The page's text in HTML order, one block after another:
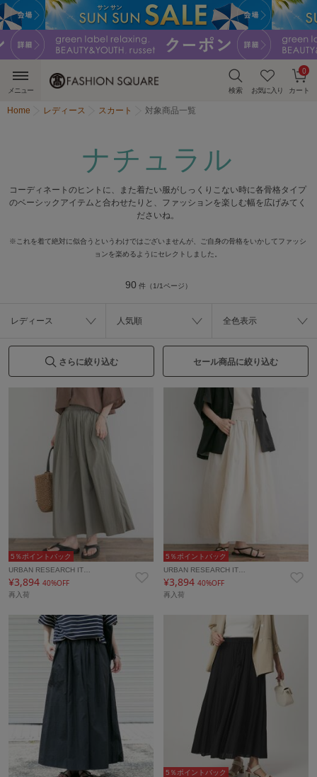
検索 お気に入り カート
0
メニュー
Home レディース スカート 対象商品一覧
ナチュラル
コーディネートのヒントに、また着たい服がしっくりこない時に各骨格タイプ
のベーシックアイテムと合わせたりと、 ファッションを楽しむ幅を広げみてく
ださいね。
※これを着て絶対に似合うというわけではございませんが、ご自身の骨格をいかしてファッシ
ョンを楽めるようにセレクトしました。
90 件（1/1ページ）
レディース 人気順 全色表示
さらに絞り込む セール商品に絞り込む
5％ポイントバック
URBAN RESEARCH IT…
¥3,894 40%OFF
再入荷
5％ポイントバック
URBAN RESEARCH IT…
¥3,89440%OFF
再入荷
5％ポイントバック